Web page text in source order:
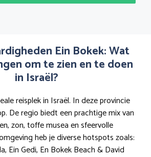
Ein Bokek: Wat
om te zien en te doen
in Israël?
reisplek in Israël. In deze provincie
De regio biedt een prachtige mix van
zon, toffe musea en sfeervolle
heb je diverse hotspots zoals:
Ein Gedi, En Bokek Beach & David